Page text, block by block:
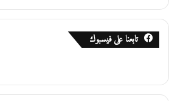
تابعنا على فيسبوك